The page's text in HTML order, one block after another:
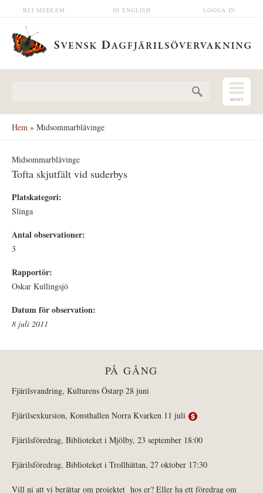
Hoppa till huvudinnehåll LOGGA IN
IN ENGLISH
BLI MEDLEM
Hem » Midsommarblåvinge
Midsommarblåvinge
Tofta skjutfält vid suderbys
Platskategori:
Slinga
Antal observationer:
3
Rapportör:
Oskar Kullingsjö
Datum för observation:
8 juli 2011
PÅ GÅNG
Fjärilsvandring, Kulturens Östarp 28 juni
Fjärilsexkursion, Konsthallen Norra Kvarken 11 juli
Fjärilsföredrag, Biblioteket i Mjölby, 23 september 18:00
Fjärilsföredrag, Biblioteket i Trollhättan, 27 oktober 17:30
Vill ni att vi berättar om projektet hos er? Eller ha ett föredrag om